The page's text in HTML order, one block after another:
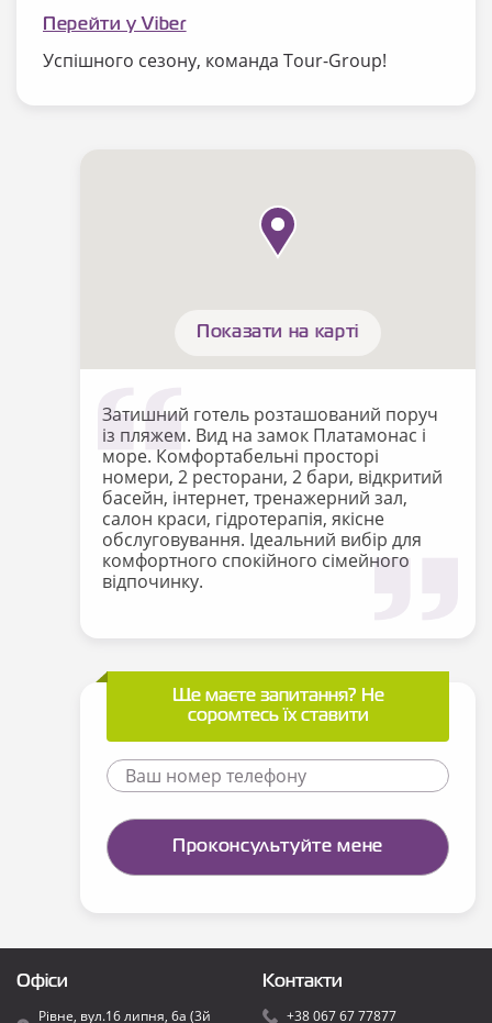
Перейти у Viber
Успішного сезону, команда Tour-Group!
Показати на карті
Затишний готель розташований поруч
із пляжем. Вид на замок Платамонас і
море. Комфортабельні просторі
номери, 2 ресторани, 2 бари, відкритий
басейн, інтернет, тренажерний зал,
салон краси, гідротерапія, якісне
обслуговування. Ідеальний вибір для
комфортного спокійного сімейного
відпочинку.
Ще маєте запитання? Не
соромтесь їх ставити
Офіси
Рівне, вул.16 липня, 6а (3й
Контакти
+38 067 67 77877